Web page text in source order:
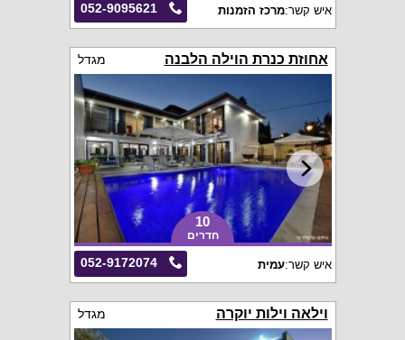
052-9095621 איש קשר:מרכז הזמנות
אחוזת כנרת הוילה הלבנה מגדל
10
חדרים
052-9172074 איש קשר:עמית
וילאה וילות יוקרה מגדל